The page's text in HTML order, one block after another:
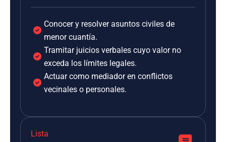
Conocer y resolver asuntos civiles de
menor cuantía.
Tramitar juicios verbales cuyo valor no
exceda los límites legales.
Actuar como mediador en conflictos
vecinales o personales.
Lista